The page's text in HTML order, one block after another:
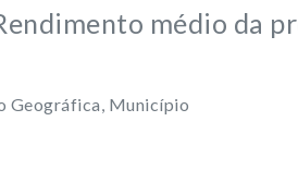
médio da
Geográfica, Município